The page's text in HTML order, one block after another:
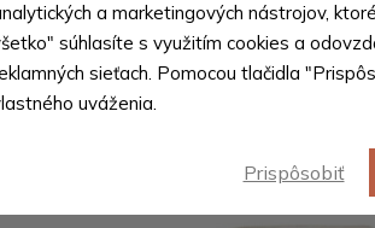
Béžové
a marketingových nástrojov,
súhlasíte s využitím cookies a
sieťach. Pomocou tlačidla
uváženia.
Prispôsobiť